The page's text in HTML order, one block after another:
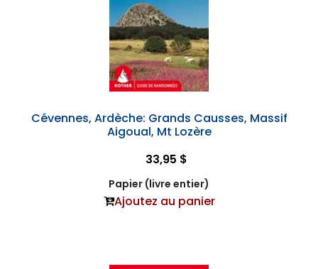
Cévennes, Ardèche: Grands Causses, Massif
Aigoual, Mt Lozère
33,95 $
Papier (livre entier)
Ajoutez au panier